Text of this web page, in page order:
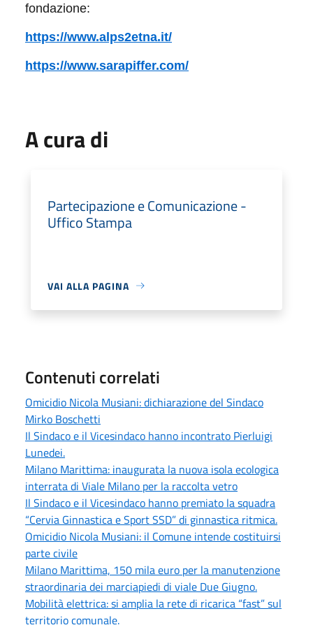
fondazione:
https://www.alps2etna.it/
https://www.sarapiffer.com/
A cura di
Partecipazione e Comunicazione -
Uffico Stampa
VAI ALLA PAGINA
Contenuti correlati
Omicidio Nicola Musiani: dichiarazione del Sindaco
Mirko Boschetti
Il Sindaco e il Vicesindaco hanno incontrato Pierluigi
Lunedei.
Milano Marittima: inaugurata la nuova isola ecologica
interrata di Viale Milano per la raccolta vetro
Il Sindaco e il Vicesindaco hanno premiato la squadra
“Cervia Ginnastica e Sport SSD” di ginnastica ritmica.
Omicidio Nicola Musiani: il Comune intende costituirsi
parte civile
Milano Marittima, 150 mila euro per la manutenzione
straordinaria dei marciapiedi di viale Due Giugno.
Mobilità elettrica: si amplia la rete di ricarica “fast” sul
territorio comunale.